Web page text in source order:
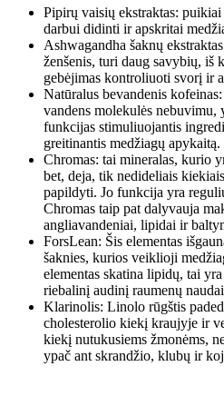
Pipirų vaisių ekstraktas:
darbui didinti ir apskritai
Ashwagandha šaknų
ženšenis, turi daug savybių, iš
gebėjimas kontroliuoti svorį ir
Natūralus bevandenis
vandens molekulės nebuvimu,
funkcijas stimuliuojantis
greitinantis medžiagų apykaitą.
Chromas: tai mineralas, kurio
bet, deja, tik nedideliais
papildyti. Jo funkcija yra
Chromas taip pat dalyvauja
angliavandeniai, lipidai ir
ForsLean: Šis elementas
šaknies, kurios veiklioji
elementas skatina lipidų, tai
riebalinį audinį raumenų
Klarinolis: Linolo rūgštis
cholesterolio kiekį kraujyje ir
kiekį nutukusiems žmonėms,
ypač ant skrandžio, klubų ir